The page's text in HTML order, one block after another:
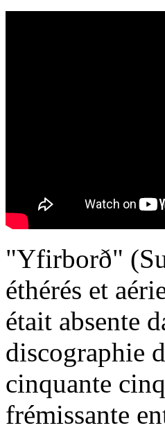
"Yfirborð"
éthérés et
était absente
discographie
cinquante
frémissante